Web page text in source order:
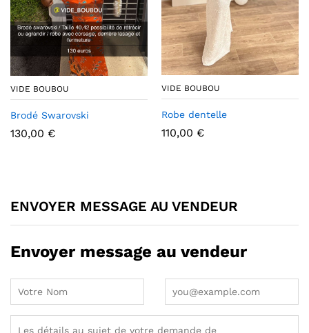
VIDE BOUBOU
Brodé Swarovski
130,00 €
VIDE BOUBOU
Robe dentelle
110,00 €
ENVOYER MESSAGE AU VENDEUR
Envoyer message au vendeur